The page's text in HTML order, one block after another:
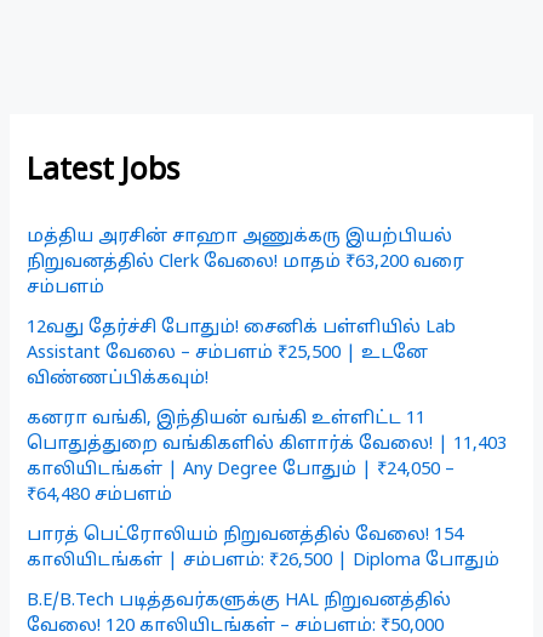
Latest Jobs
மத்திய அரசின் சாஹா அணுக்கரு இயற்பியல்
நிறுவனத்தில் Clerk வேலை! மாதம் ₹63,200 வரை
சம்பளம்
12வது தேர்ச்சி போதும்! சைனிக் பள்ளியில் Lab
Assistant வேலை – சம்பளம் ₹25,500 | உடனே
விண்ணப்பிக்கவும்!
கனரா வங்கி, இந்தியன் வங்கி உள்ளிட்ட 11
பொதுத்துறை வங்கிகளில் கிளார்க் வேலை! | 11,403
காலியிடங்கள் | Any Degree போதும் | ₹24,050 –
₹64,480 சம்பளம்
பாரத் பெட்ரோலியம் நிறுவனத்தில் வேலை! 154
காலியிடங்கள் | சம்பளம்: ₹26,500 | Diploma போதும்
B.E/B.Tech படித்தவர்களுக்கு HAL நிறுவனத்தில்
வேலை! 120 காலியிடங்கள் – சம்பளம்: ₹50,000